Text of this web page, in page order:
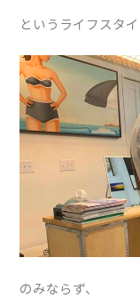
というライフスタ
のみならず、